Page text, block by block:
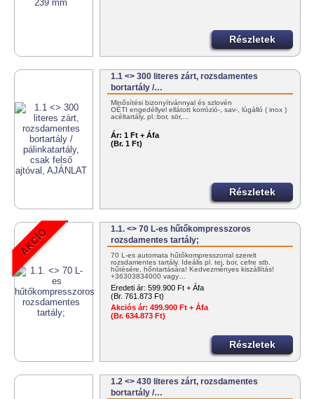
Részletek
1.1 <> 300 literes zárt, rozsdamentes
bortartály /…
Minősítési bizonyítvánnyal és szlovén
OÉTI engedéllyel ellátott korrózió-, sav-, lúgálló ( inox )
acéltartály, pl.:bor, sör,…
Ár: 1 Ft + Áfa
(Br. 1 Ft)
Részletek
1.1. <> 70 L-es hűtőkompresszoros
rozsdamentes tartály;
70 L-es automata hűtőkompresszorral szerelt
rozsdamentes tartály. Ideális pl. tej, bor, cefre stb.
hűtésére, hőntartására! Kedvezményes kiszállítás!
+36303834000 vagy…
Eredeti ár: 599.900 Ft + Áfa
(Br. 761.873 Ft)
Akciós ár: 499.900 Ft + Áfa
(Br. 634.873 Ft)
Részletek
1.2 <> 430 literes zárt, rozsdamentes
bortartály /…